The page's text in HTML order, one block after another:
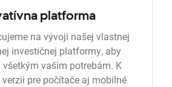
platforma
na vývoji našej vlastnej
investičnej platformy, aby
vašim potrebám. K
pre počítače aj mobilné